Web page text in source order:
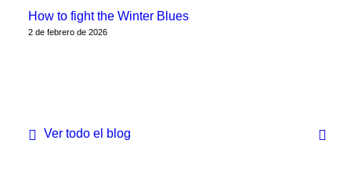
How to fight the Winter Blues
2 de febrero de 2026
Ver todo el blog